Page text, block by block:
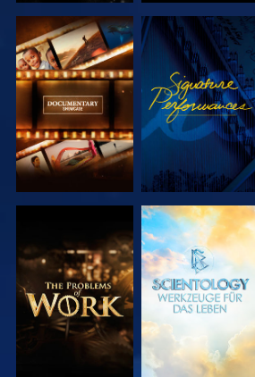
SERIE
ENTDECKEN
ANSEHEN
SERIE
ENTDECKEN
SERIE
ENTDECKEN